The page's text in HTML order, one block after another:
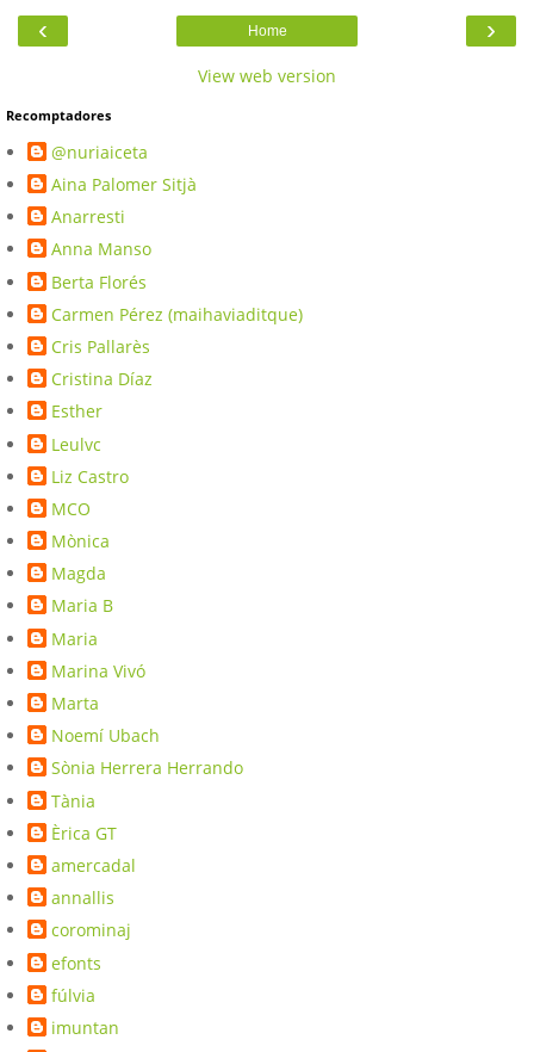
‹ ›
Home
View web version
Recomptadores
@nuriaiceta
Aina Palomer Sitjà
Anarresti
Anna Manso
Berta Florés
Carmen Pérez (maihaviaditque)
Cris Pallarès
Cristina Díaz
Esther
Leulvc
Liz Castro
MCO
Mònica
Magda
Maria B
Maria
Marina Vivó
Marta
Noemí Ubach
Sònia Herrera Herrando
Tània
Èrica GT
amercadal
annallis
corominaj
efonts
fúlvia
imuntan